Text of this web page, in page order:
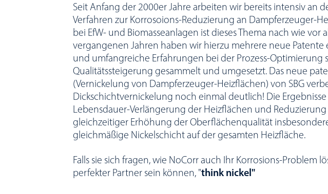
Seit Anfang der 2000er Jahre arbeiten wir bereits intensiv an
Verfahren zur Korrosoions-Reduzierung an Dampferzeuger-
bei EfW- und Biomasseanlagen ist dieses Thema nach wie vor
vergangenen Jahren haben wir hierzu mehrere neue
und umfangreiche Erfahrungen bei der Prozess-Optimierung
Qualitätssteigerung gesammelt und umgesetzt. Das neue
(Vernickelung von Dampferzeuger-Heizflächen) von SBG
Dickschichtvernickelung noch einmal deutlich! Die
Lebensdauer-Verlängerung der Heizflächen und
gleichzeitiger Erhöhung der Oberflächenqualität
gleichmäßige Nickelschicht auf der gesamten Heizfläche.
Falls sie sich fragen, wie NoCorr auch Ihr Korrosions-Problem
perfekter Partner sein können, "think nickel"